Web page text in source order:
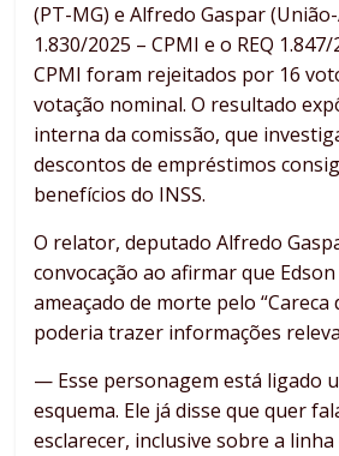
(PT-MG) e Alfredo Gaspar (União-
1.830/2025 – CPMI e o REQ 1.847/
CPMI foram rejeitados por 16
votação nominal. O resultado
interna da comissão, que
descontos de empréstimos
benefícios do INSS.
O relator, deputado Alfredo
convocação ao afirmar que
ameaçado de morte pelo “Careca
poderia trazer informações
— Esse personagem está ligado
esquema. Ele já disse que quer
esclarecer, inclusive sobre a